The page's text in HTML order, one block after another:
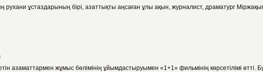
рухани ұстаздарының бірі, азаттықты аңсаған ұлы ақын, журналист, драматург
жұмыс бөлімінің ұйымдастыруымен «1+1» фильмінің көрсетілімі өтті.